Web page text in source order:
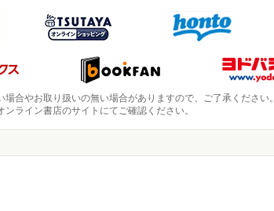
合やお取り扱いの無い場合がありますので、ご了承ください。
ライン書店のサイトにてご確認ください。